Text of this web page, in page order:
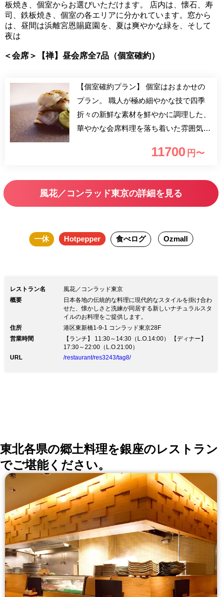
板焼き、個室からお選びいただけます。 店内は、懐石、寿
司、鉄板焼き、個室の各エリアに分かれています。窓から
は、昼間は浜離宮恩賜庭園を、夏は爽やかな緑を、そして
夜は
＜会席＞【禅】昼会席全7品（個室確約）
【個室確約プラン】 個室はおまかせの
プラン。 職人が極め細やかな技で四季
折々の新鮮な素材を鮮やかに調理した、
華やかな会席料理を落ち着いた雰囲気の
11700 円〜
風花／コンラッド東京の詳細を見る
一休 Hotpepper 食べログ Ozmall
レストラン名
風花／コンラッド東京
概要
日本各地の伝統的な料理に現代的なスタイルを掛け合わ
せた、懐かしさと洗練が同居する新しいナチュラルスタ
イルのお料理をご提供します。
住所
港区東新橋1-9-1 コンラッド東京28F
営業時間
【ランチ】 11:30～14:30（L.O.14:00） 【ディナー】
17:30～22:00（L.O.21:00）
URL
/restaurant/res3243/tag8/
東北各県の郷土料理を銀座のレストラン
でご堪能ください。